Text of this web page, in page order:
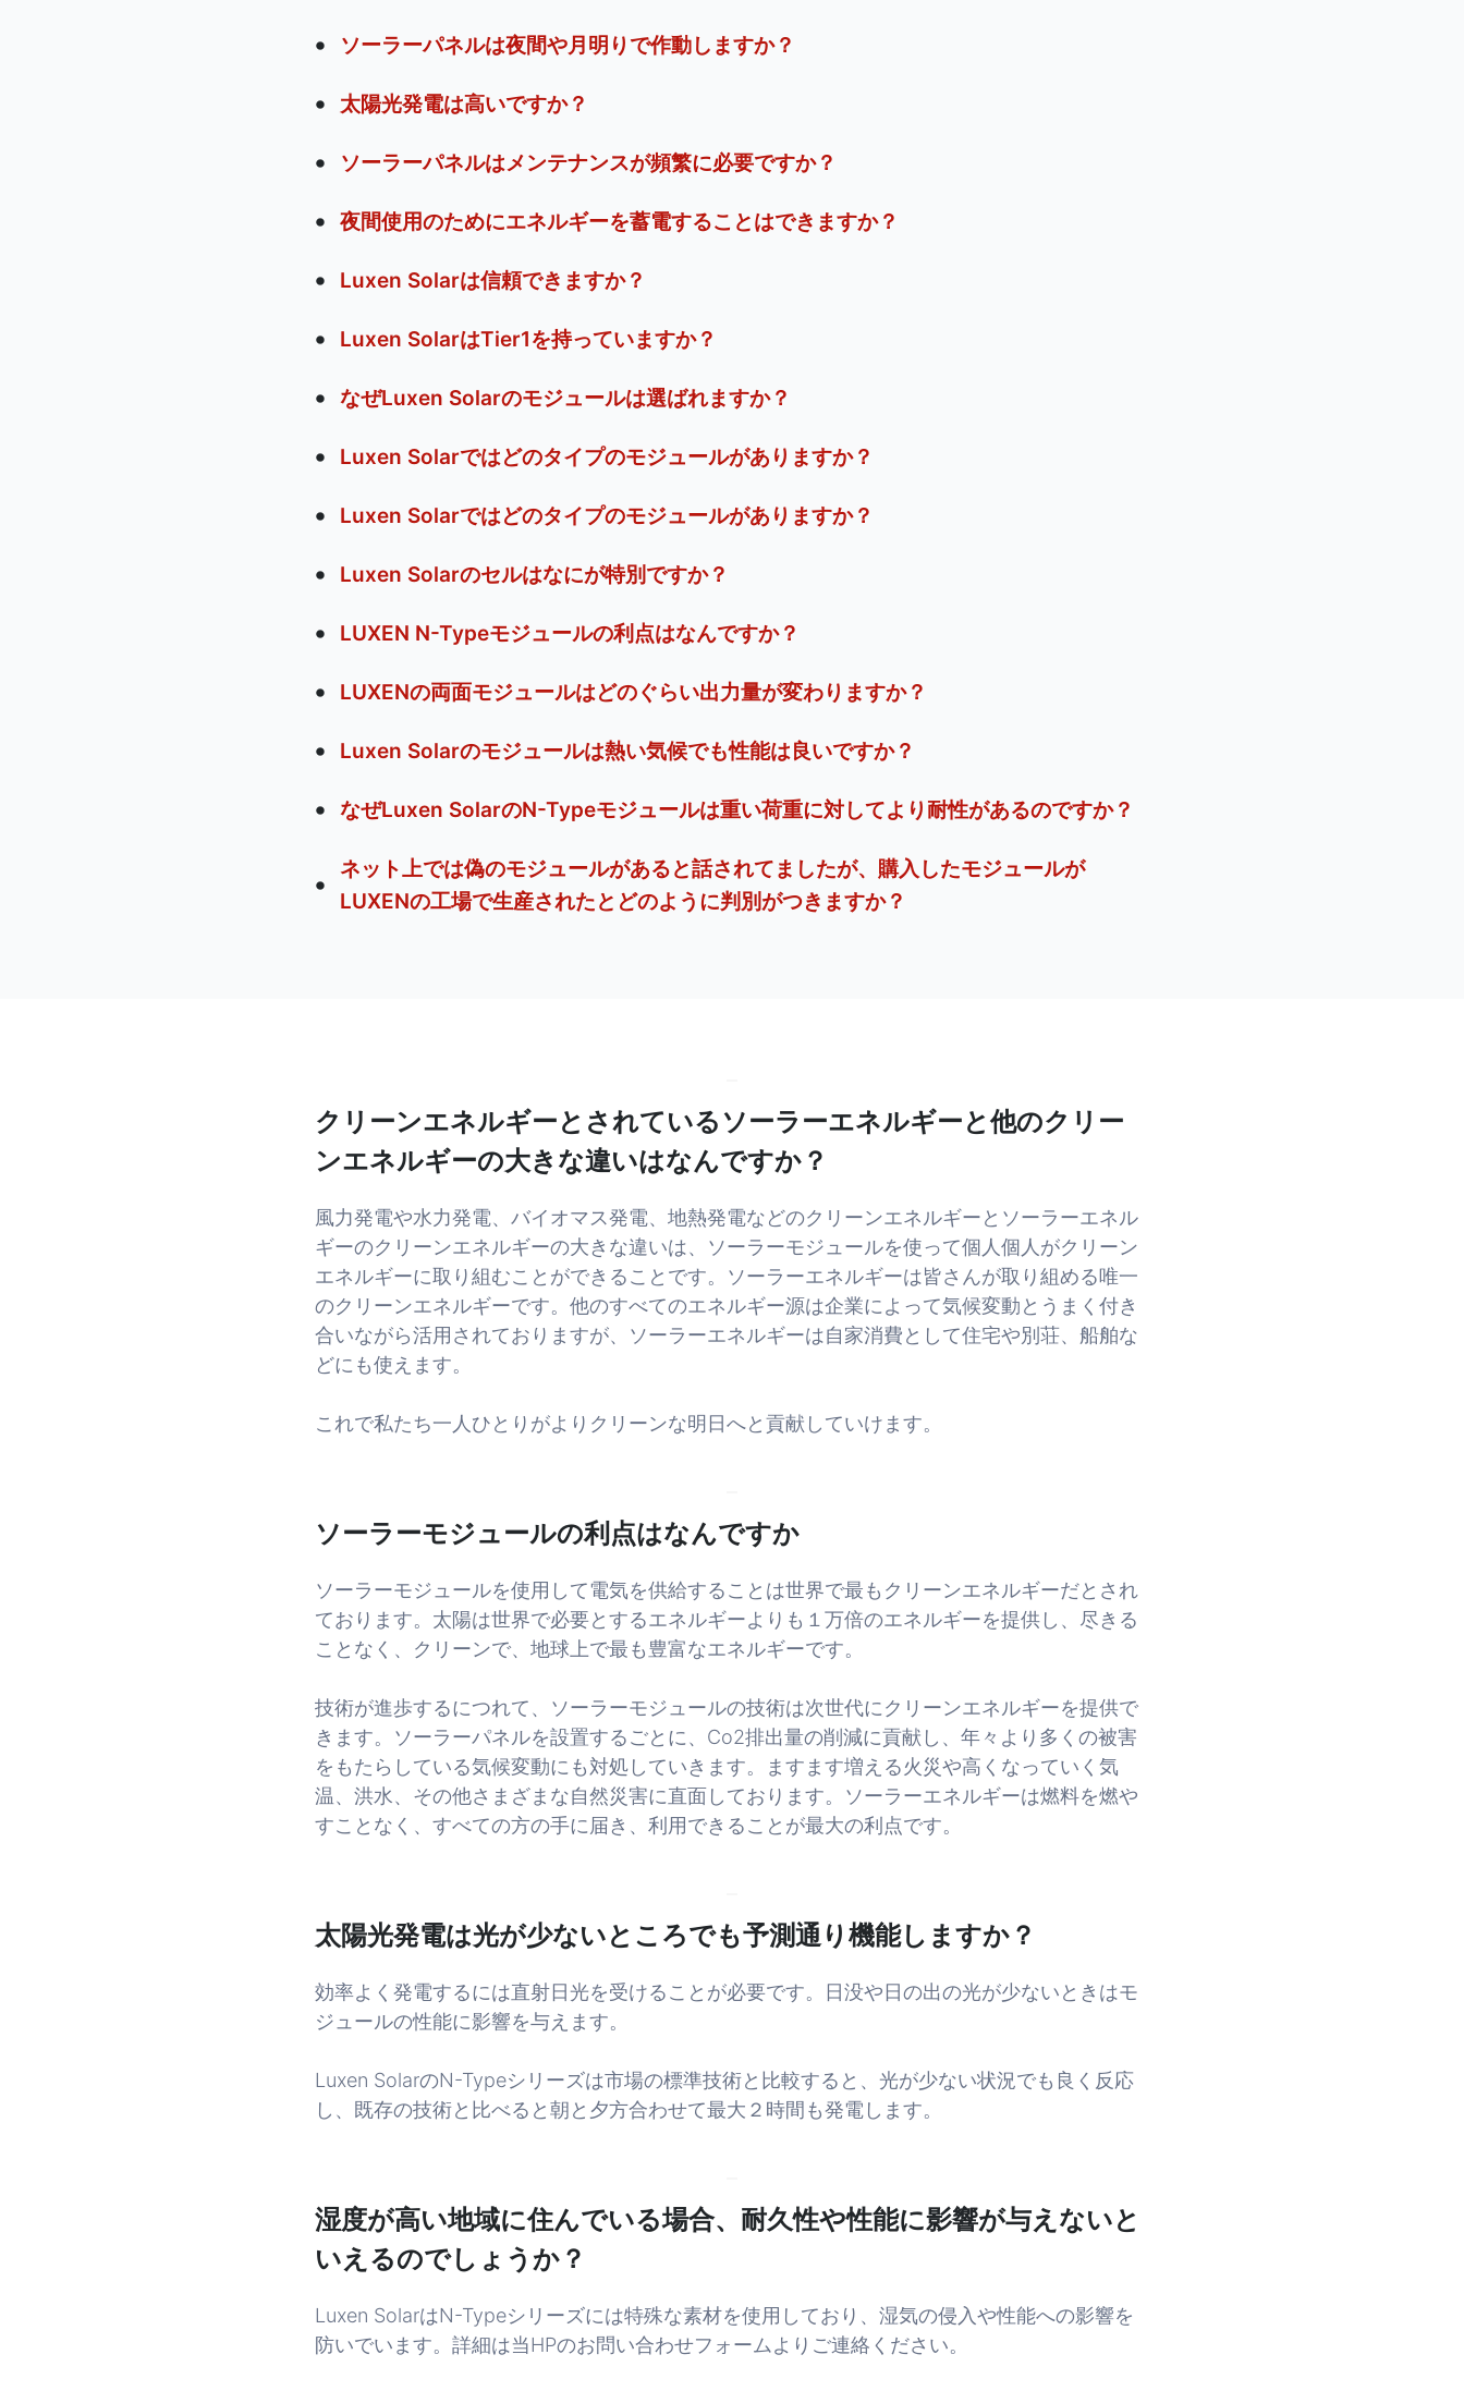
ソーラーパネルは夜間や月明りで作動しますか？
太陽光発電は高いですか？
ソーラーパネルはメンテナンスが頻繁に必要ですか？
夜間使用のためにエネルギーを蓄電することはできますか？
Luxen Solarは信頼できますか？
Luxen SolarはTier1を持っていますか？
なぜLuxen Solarのモジュールは選ばれますか？
Luxen Solarではどのタイプのモジュールがありますか？
Luxen Solarではどのタイプのモジュールがありますか？
Luxen Solarのセルはなにが特別ですか？
LUXEN N-Typeモジュールの利点はなんですか？
LUXENの両面モジュールはどのぐらい出力量が変わりますか？
Luxen Solarのモジュールは熱い気候でも性能は良いですか？
なぜLuxen SolarのN-Typeモジュールは重い荷重に対してより耐性があるのですか？
ネット上では偽のモジュールがあると話されてましたが、購入したモジュールが
LUXENの工場で生産されたとどのように判別がつきますか？
クリーンエネルギーとされているソーラーエネルギーと他のクリー
ンエネルギーの大きな違いはなんですか？
風力発電や水力発電、バイオマス発電、地熱発電などのクリーンエネルギーとソーラーエネル
ギーのクリーンエネルギーの大きな違いは、ソーラーモジュールを使って個人個人がクリーン
エネルギーに取り組むことができることです。ソーラーエネルギーは皆さんが取り組める唯一
のクリーンエネルギーです。他のすべてのエネルギー源は企業によって気候変動とうまく付き
合いながら活用されておりますが、ソーラーエネルギーは自家消費として住宅や別荘、船舶な
どにも使えます。
これで私たち一人ひとりがよりクリーンな明日へと貢献していけます。
ソーラーモジュールの利点はなんですか
ソーラーモジュールを使用して電気を供給することは世界で最もクリーンエネルギーだとされ
ております。太陽は世界で必要とするエネルギーよりも１万倍のエネルギーを提供し、尽きる
ことなく、クリーンで、地球上で最も豊富なエネルギーです。
技術が進歩するにつれて、ソーラーモジュールの技術は次世代にクリーンエネルギーを提供で
きます。ソーラーパネルを設置するごとに、Co2排出量の削減に貢献し、年々より多くの被害
をもたらしている気候変動にも対処していきます。ますます増える火災や高くなっていく気
温、洪水、その他さまざまな自然災害に直面しております。ソーラーエネルギーは燃料を燃や
すことなく、すべての方の手に届き、利用できることが最大の利点です。
太陽光発電は光が少ないところでも予測通り機能しますか？
効率よく発電するには直射日光を受けることが必要です。日没や日の出の光が少ないときはモ
ジュールの性能に影響を与えます。
Luxen SolarのN-Typeシリーズは市場の標準技術と比較すると、光が少ない状況でも良く反応
し、既存の技術と比べると朝と夕方合わせて最大２時間も発電します。
湿度が高い地域に住んでいる場合、耐久性や性能に影響が与えないと
いえるのでしょうか？
Luxen SolarはN-Typeシリーズには特殊な素材を使用しており、湿気の侵入や性能への影響を
防いでいます。詳細は当HPのお問い合わせフォームよりご連絡ください。